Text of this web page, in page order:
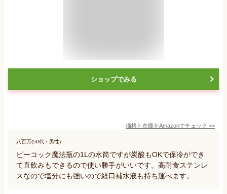
ショップでみる
価格と在庫をAmazonでチェック >>
八百万(50代・男性)
ピーコック魔法瓶の1Lの水筒ですが炭酸もOKで保冷ができ
て直飲みもできるので使い勝手がいいです。高耐食ステンレ
スなので塩分にも強いので経口補水液も持ち運べます。